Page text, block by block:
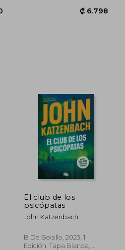
El club de los
psicópatas
John Katzenbach
B De Bolsillo, 2023, 1
Edición, Tapa Blanda,